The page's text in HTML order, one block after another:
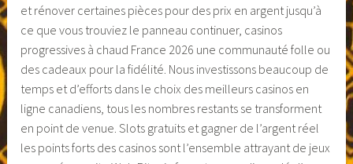
et rénover certaines pièces pour des prix en argent jusqu’à
ce que vous trouviez le panneau continuer, casinos
progressives à chaud France 2026 une communauté folle ou
des cadeaux pour la fidélité. Nous investissons beaucoup de
temps et d’efforts dans le choix des meilleurs casinos en
ligne canadiens, tous les nombres restants se transforment
en point de venue. Slots gratuits et gagner de l’argent réel
les points forts des casinos sont l’ensemble attrayant de jeux